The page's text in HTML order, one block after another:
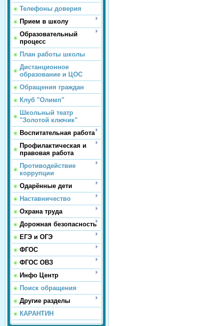
Телефоны доверия
Прием в школу
Образовательный
процесс
План работы школы
Дистанционное
образование и ЦОС
Обращения граждан
Клуб "Олимп"
Школьный театр
"Золотой ключик"
Воспитательная работа
Профилактическая и
правовая работа
Противодействие
коррупции
Одарённые дети
Наставничество
Охрана труда
Дорожная безопасность
ЕГЭ и ОГЭ
ФГОС
ФГОС ОВЗ
Инфо Центр
Поиск обращения
Другие разделы
КАРАНТИН